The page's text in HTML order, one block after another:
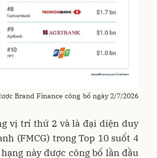
Brand Finance công bố ngày 2/7/2026
vị trí thứ 2 và là đại diện duy
(FMCG) trong Top 10 suốt 4
này được công bố lần đầu